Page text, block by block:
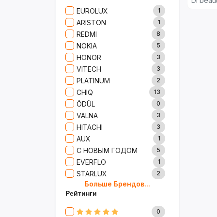
Сад И Дача 52
Аксессуары 61
Игрушки 15
Одежда 5
Сумки И Рюкзаки 27
Ремонт 13
Продукты 35
Детские Товары 72
Бытовая Химия 91
Хобби 40
EUROLUX 1
ARISTON 1
REDMI 8
NOKIA 5
HONOR 3
VITECH 3
PLATINUM 2
CHIQ 13
ÖDÜL 0
VALNA 3
HITACHI 3
AUX 1
С НОВЫМ ГОДОМ 5
EVERFLO 1
STARLUX 2
BOSCH
MARY KAY
TRICHUP 20
Больше Брендов...
Рейтинги
0